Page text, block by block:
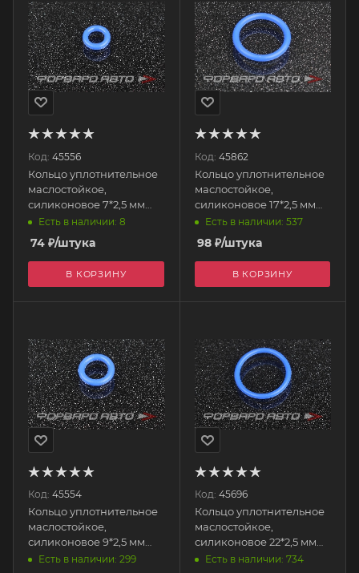
Код: 45556
Кольцо уплотнительное
маслостойкое,
силиконовое 7*2,5 мм
AUTOBAHN88
Есть в наличии: 8
74 ₽/штука
В КОРЗИНУ
Код: 45862
Кольцо уплотнительное
маслостойкое,
силиконовое 17*2,5 мм
AUTOBAHN88
Есть в наличии: 537
98₽/штука
В КОРЗИНУ
Код: 45554
Кольцо уплотнительное
маслостойкое,
силиконовое 9*2,5 мм
AUTOBAHN88
Есть в наличии: 299
Код: 45696
Кольцо уплотнительное
маслостойкое,
силиконовое 22*2,5 мм
AUTOBAHN88
Есть в наличии: 734